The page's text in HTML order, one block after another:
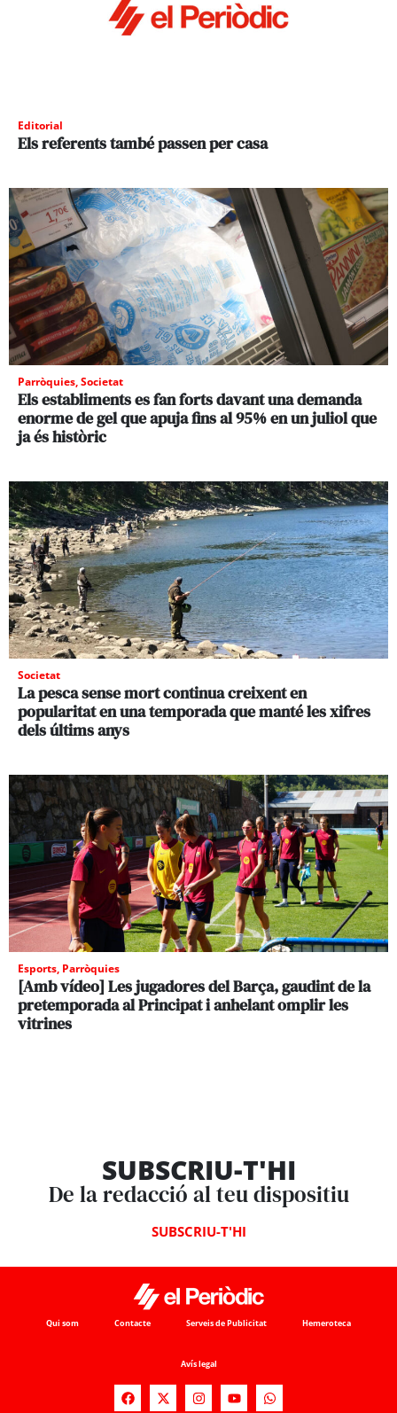
Editorial
Els referents també passen per casa
Parròquies,Societat
Els establiments es fan forts davant una demanda
enorme de gel que apuja fins al 95% en un juliol que
ja és històric
Societat
La pesca sense mort continua creixent en
popularitat en una temporada que manté les xifres
dels últims anys
Esports, Parròquies
[Amb vídeo] Les jugadores del Barça, gaudint de la
pretemporada al Principat i anhelant omplir les
vitrines
SUBSCRIU-T'HI
De la redacció al teu dispositiu
SUBSCRIU-T'HI
Qui som Contacte Serveis de Publicitat Hemeroteca
Avís legal